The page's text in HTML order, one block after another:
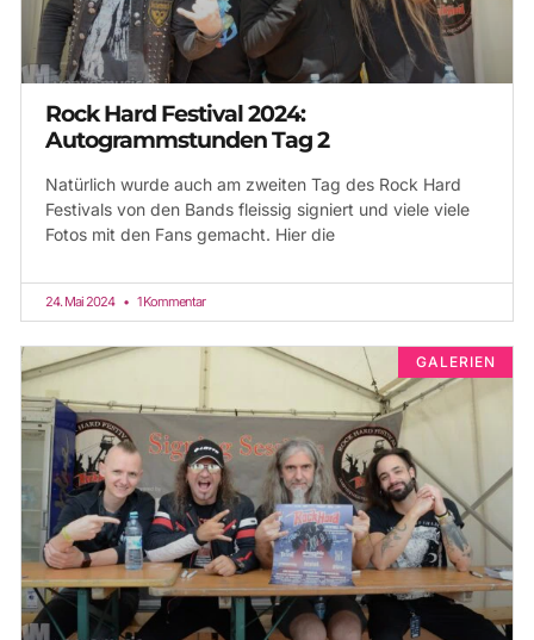
Rock Hard Festival 2024:
Autogrammstunden Tag 2
Natürlich wurde auch am zweiten Tag des Rock Hard
Festivals von den Bands fleissig signiert und viele viele
Fotos mit den Fans gemacht. Hier die
24. Mai 2024 1 Kommentar
GALERIEN